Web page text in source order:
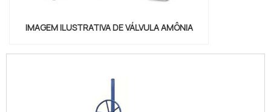
IMAGEM ILUSTRATIVA DE VÁLVULA AMÔNIA